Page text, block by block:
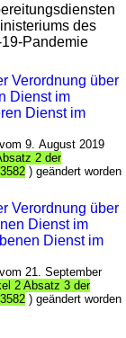
des
Pandemie
Verordnung über
Dienst im
Dienst im
9. August 2019
2 der
) geändert worden
Verordnung über
Dienst im
Dienst im
21. September
2 Absatz 3 der
) geändert worden